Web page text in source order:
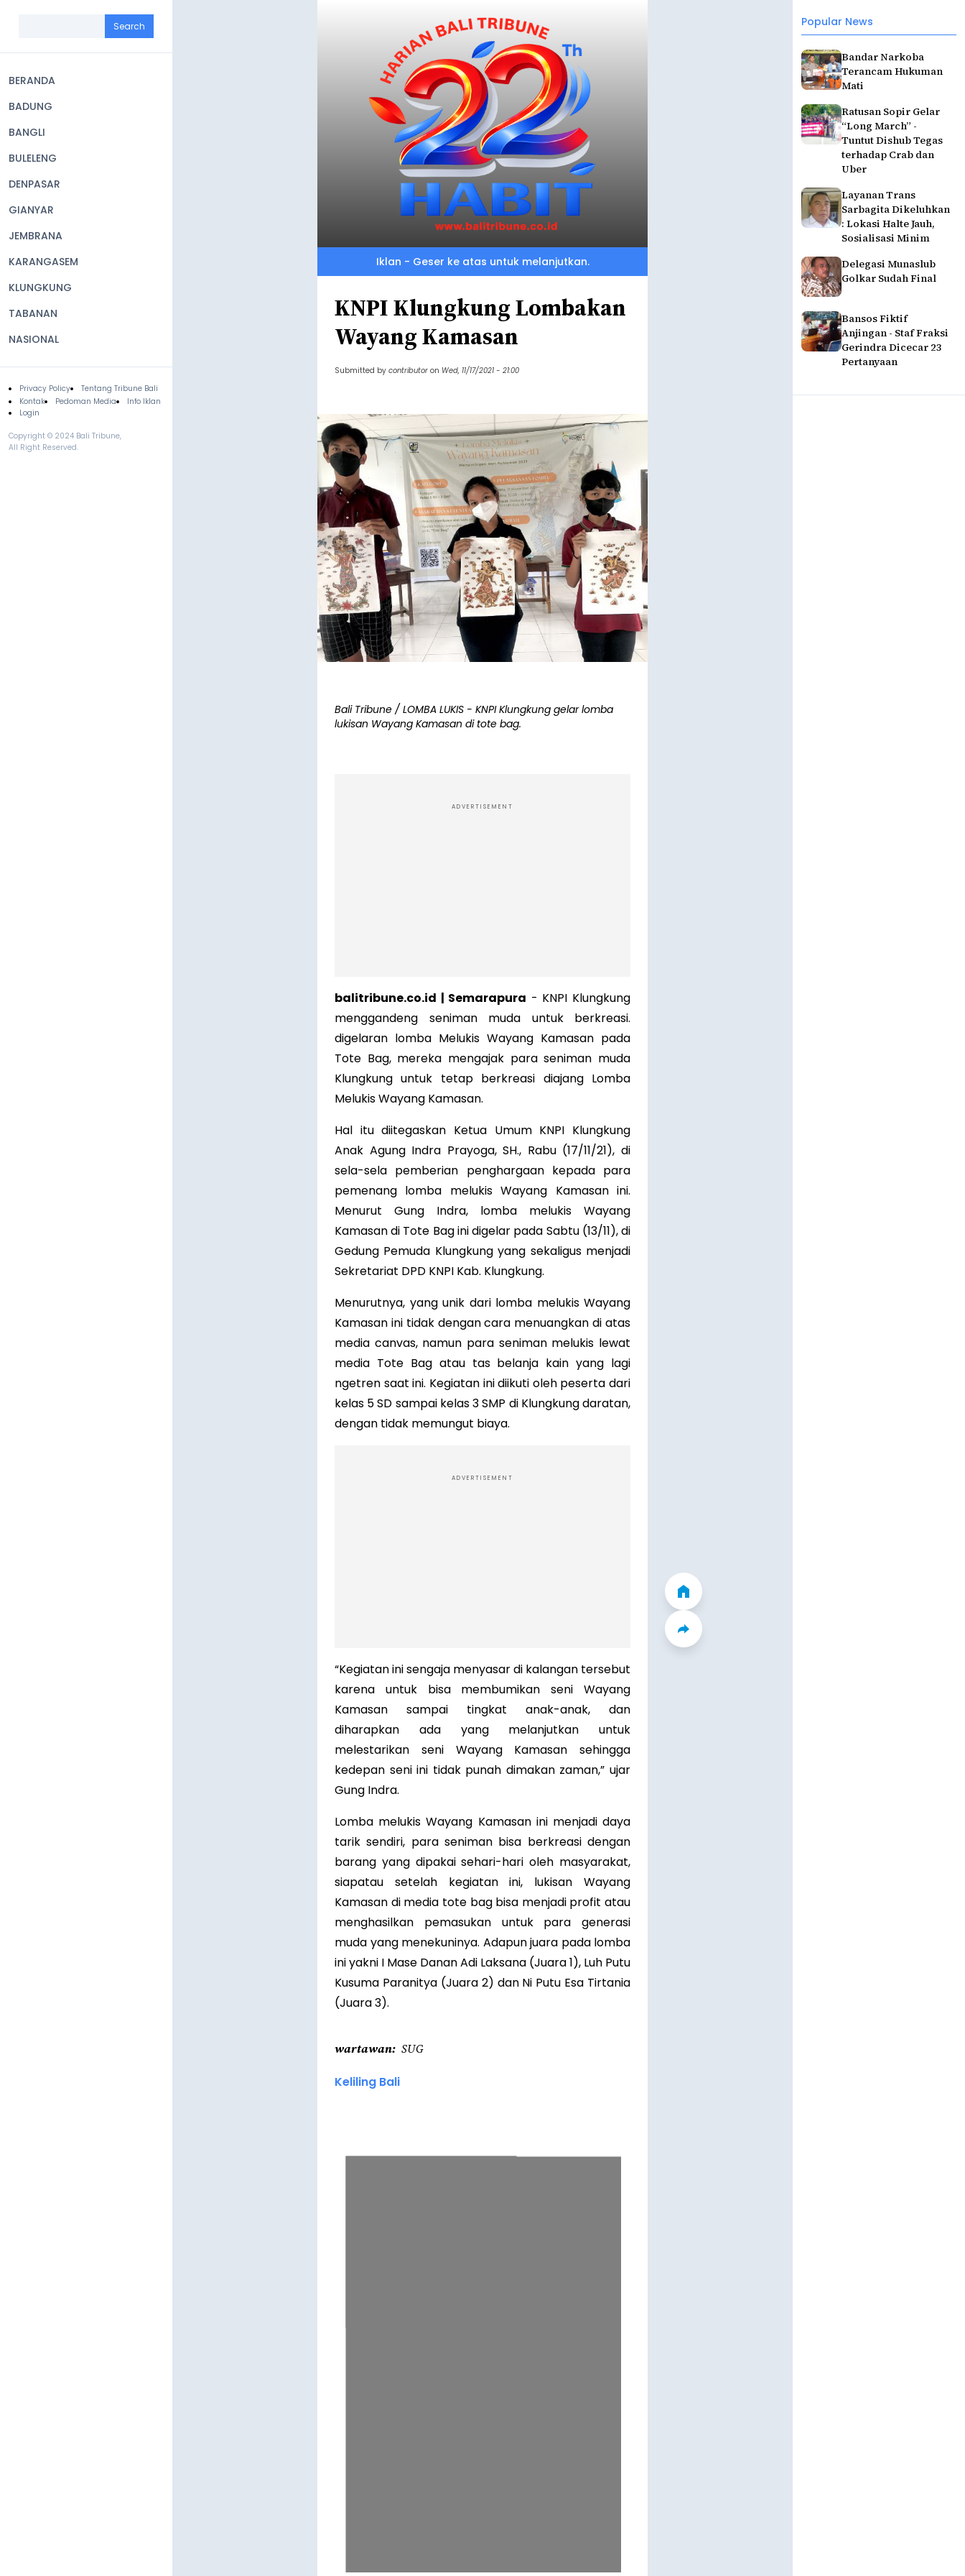
navigation
BERANDA
BADUNG
BANGLI
BULELENG
DENPASAR
GIANYAR
JEMBRANA
KARANGASEM
KLUNGKUNG
TABANAN
NASIONAL
Footer
Privacy Policy
Tentang Tribune Bali
Kontak
Pedoman Media
Info Iklan
Login
Copyright © 2024 Bali Tribune,
All Right Reserved.
Popular News
Bandar Narkoba
Terancam Hukuman
Mati
Ratusan Sopir Gelar
“Long March” -
Tuntut Dishub Tegas
terhadap Crab dan
Uber
Layanan Trans
Sarbagita Dikeluhkan
: Lokasi Halte Jauh,
Sosialisasi Minim
Delegasi Munaslub
Golkar Sudah Final
Bansos Fiktif
Anjingan - Staf Fraksi
Gerindra Dicecar 23
Pertanyaan
Iklan - Geser ke atas untuk melanjutkan.
KNPI Klungkung Lombakan
Wayang Kamasan
Submitted by contributor on Wed, 11/17/2021 - 21:00
Bali Tribune / LOMBA LUKIS - KNPI Klungkung gelar lomba
lukisan Wayang Kamasan di tote bag.
ADVERTISEMENT
balitribune.co.id | Semarapura - KNPI Klungkung
menggandeng seniman muda untuk berkreasi.
digelaran lomba Melukis Wayang Kamasan pada
Tote Bag, mereka mengajak para seniman muda
Klungkung untuk tetap berkreasi diajang Lomba
Melukis Wayang Kamasan.
Hal itu diitegaskan Ketua Umum KNPI Klungkung
Anak Agung Indra Prayoga, SH., Rabu (17/11/21), di
sela-sela pemberian penghargaan kepada para
pemenang lomba melukis Wayang Kamasan ini.
Menurut Gung Indra, lomba melukis Wayang
Kamasan di Tote Bag ini digelar pada Sabtu (13/11), di
Gedung Pemuda Klungkung yang sekaligus menjadi
Sekretariat DPD KNPI Kab. Klungkung.
Menurutnya, yang unik dari lomba melukis Wayang
Kamasan ini tidak dengan cara menuangkan di atas
media canvas, namun para seniman melukis lewat
media Tote Bag atau tas belanja kain yang lagi
ngetren saat ini. Kegiatan ini diikuti oleh peserta dari
kelas 5 SD sampai kelas 3 SMP di Klungkung daratan,
dengan tidak memungut biaya.
ADVERTISEMENT
“Kegiatan ini sengaja menyasar di kalangan tersebut
karena untuk bisa membumikan seni Wayang
Kamasan sampai tingkat anak-anak, dan
diharapkan ada yang melanjutkan untuk
melestarikan seni Wayang Kamasan sehingga
kedepan seni ini tidak punah dimakan zaman,” ujar
Gung Indra.
Lomba melukis Wayang Kamasan ini menjadi daya
tarik sendiri, para seniman bisa berkreasi dengan
barang yang dipakai sehari-hari oleh masyarakat,
siapatau setelah kegiatan ini, lukisan Wayang
Kamasan di media tote bag bisa menjadi profit atau
menghasilkan pemasukan untuk para generasi
muda yang menekuninya. Adapun juara pada lomba
ini yakni I Mase Danan Adi Laksana (Juara 1), Luh Putu
Kusuma Paranitya (Juara 2) dan Ni Putu Esa Tirtania
(Juara 3).
wartawan SUG
Keliling Bali